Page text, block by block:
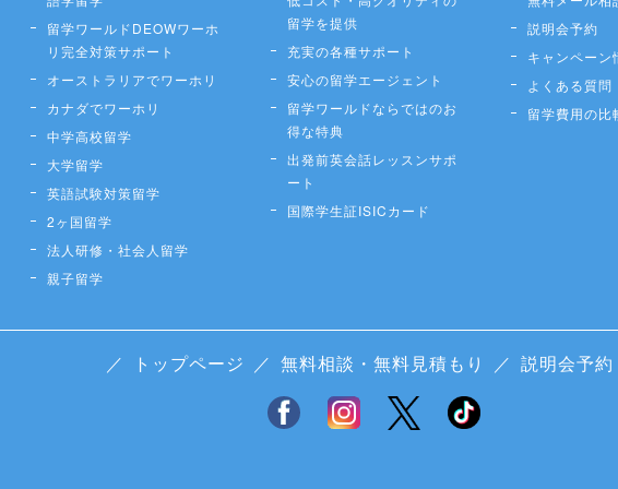
留学ワールドDEOWワーホ
リ完全対策サポート
オーストラリアでワーホリ
カナダでワーホリ
中学高校留学
大学留学
英語試験対策留学
2ヶ国留学
法人研修・社会人留学
親子留学
留学を提供
充実の各種サポート
安心の留学エージェント
留学ワールドならではのお
得な特典
出発前英会話レッスンサポ
ート
国際学生証ISICカード
説明会予約
キャンペー
よくある質問
留学費用の比
／ トップページ ／ 無料相談・無料見積もり ／ 説明会予約